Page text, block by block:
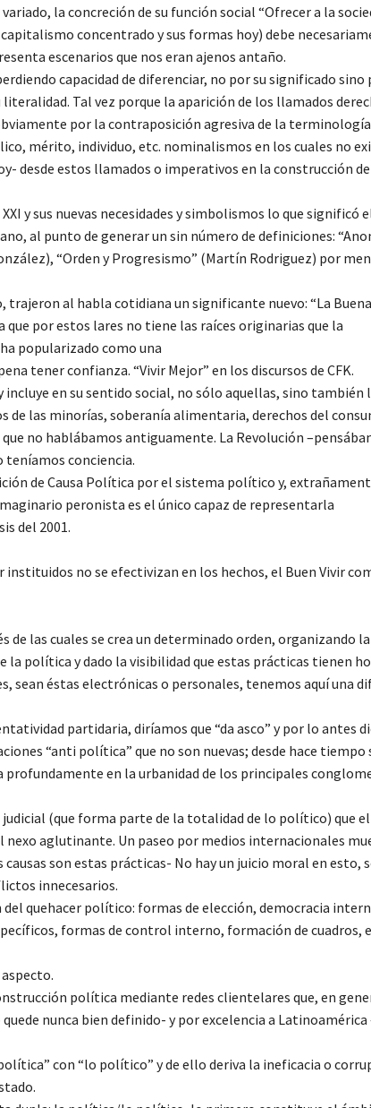
la concreción de su función social “Ofrecer a la
concentrado y sus formas hoy) debe
escenarios que nos eran ajenos antaño.
capacidad de diferenciar, no por su significado sino
Tal vez porque la aparición de los llamados
por la contraposición agresiva de la
mérito, individuo, etc. nominalismos en los cuales no
desde estos llamados o imperativos en la construcción
y sus nuevas necesidades y simbolismos lo que significó
al punto de generar un sin número de definiciones:
“Orden y Progresismo” (Martín Rodriguez) por
al habla cotidiana un significante nuevo: “La Buena
que por estos lares no tiene las raíces originarias que la
popularizado como una
tener confianza. “Vivir Mejor” en los discursos de CFK.
en su sentido social, no sólo aquellas, sino también
de las minorías, soberanía alimentaria, derechos del
no hablábamos antiguamente. La Revolución
teníamos conciencia.
de Causa Política por el sistema político y,
peronista es el único capaz de representarla
del 2001.
no se efectivizan en los hechos, el Buen Vivir
las cuales se crea un determinado orden, organizando la
política y dado la visibilidad que estas prácticas tienen
sean éstas electrónicas o personales, tenemos aquí una
partidaria, diríamos que “da asco” y por lo antes
“anti política” que no son nuevas; desde hace tiempo
en la urbanidad de los principales
(que forma parte de la totalidad de lo político) que el
aglutinante. Un paseo por medios internacionales
son estas prácticas- No hay un juicio moral en esto,
innecesarios.
quehacer político: formas de elección, democracia
formas de control interno, formación de cuadros,
política mediante redes clientelares que, en
nunca bien definido- y por excelencia a Latinoamérica
con “lo político” y de ello deriva la ineficacia o